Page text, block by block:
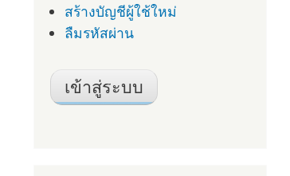
สร้างบัญชีผู้ใช้ใหม่
ลืมรหัสผ่าน